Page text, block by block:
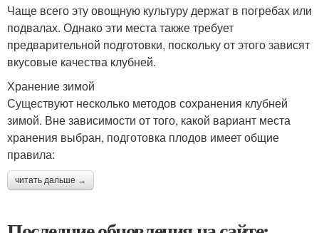
Чаще всего эту овощную культуру держат в погребах или
подвалах. Однако эти места также требует
предварительной подготовки, поскольку от этого зависят
вкусовые качества клубней.
Хранение зимой
Существуют несколько методов сохранения клубней
зимой. Вне зависимости от того, какой вариант места
хранения выбран, подготовка плодов имеет общие
правила:
читать дальше →